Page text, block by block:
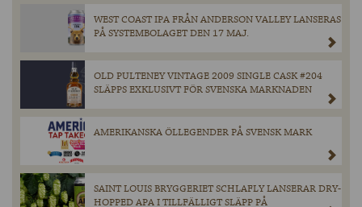
WEST COAST IPA FRÅN ANDERSON VALLEY LANSERAS
PÅ SYSTEMBOLAGET DEN 17 MAJ.
OLD PULTENEY VINTAGE 2009 SINGLE CASK #204
SLÄPPS EXKLUSIVT FÖR SVENSKA MARKNADEN
AMERIKANSKA ÖLLEGENDER PÅ SVENSK MARK
SAINT LOUIS BRYGGERIET SCHLAFLY LANSERAR DRY-
HOPPED APA I TILLFÄLLIGT SLÄPP PÅ